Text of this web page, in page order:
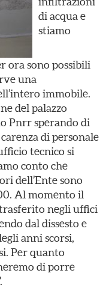
di acqua e
stiamo
ora sono possibili
una
immobile.
del palazzo
Pnrr sperando di
di personale
tecnico si
conto che
dell’Ente sono
Al momento il
negli uffici
dal dissesto e
anni scorsi,
Per quanto
di porre